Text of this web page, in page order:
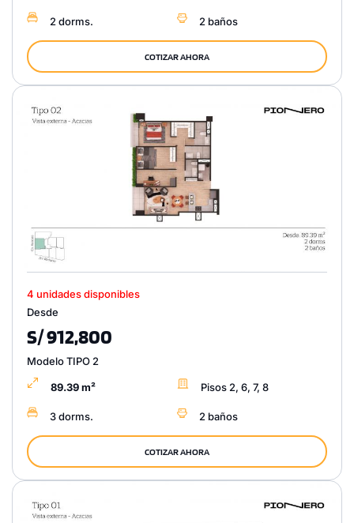
2 dorms. 2 baños
COTIZAR AHORA
4 unidades disponibles
Desde
S/ 912,800
Modelo TIPO 2
89.39 m² Pisos 2, 6, 7, 8
3 dorms. 2 baños
COTIZAR AHORA